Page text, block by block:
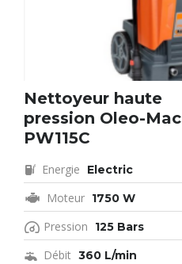
Nettoyeur haute
pression Oleo-Mac
PW115C
Energie Electric
Moteur 1750 W
Pression 125 Bars
Débit 360 L/min